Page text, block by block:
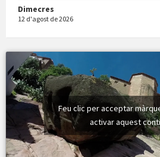
Dimecres
12 d'agost de 2026
Feu clic per acceptar
activar aquest